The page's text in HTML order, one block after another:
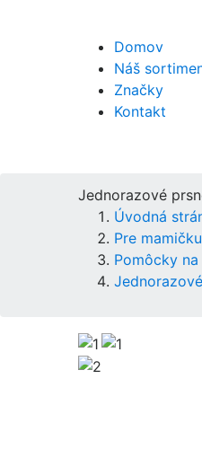
Domov
Náš
Značky
Kontakt
Jednorazové
Úvodná
Pre mamičku
Pomôcky